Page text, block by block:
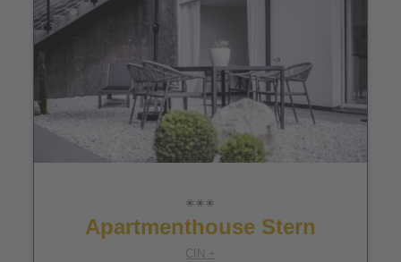
Apartmenthouse Stern
CIN +